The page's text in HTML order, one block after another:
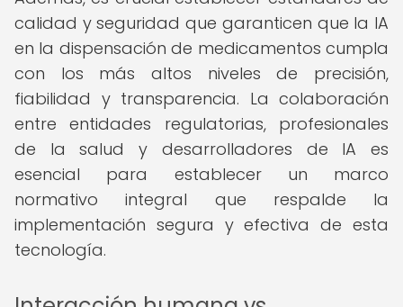
calidad y seguridad que garanticen que la IA
en la dispensación de medicamentos cumpla
con los más altos niveles de precisión,
fiabilidad y transparencia. La colaboración
entre entidades regulatorias, profesionales
de la salud y desarrolladores de IA es
esencial para establecer un marco
normativo integral que respalde la
implementación segura y efectiva de esta
tecnología.